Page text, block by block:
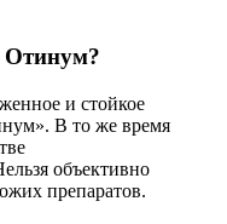
Отинум?
и стойкое
В то же время
объективно
препаратов.